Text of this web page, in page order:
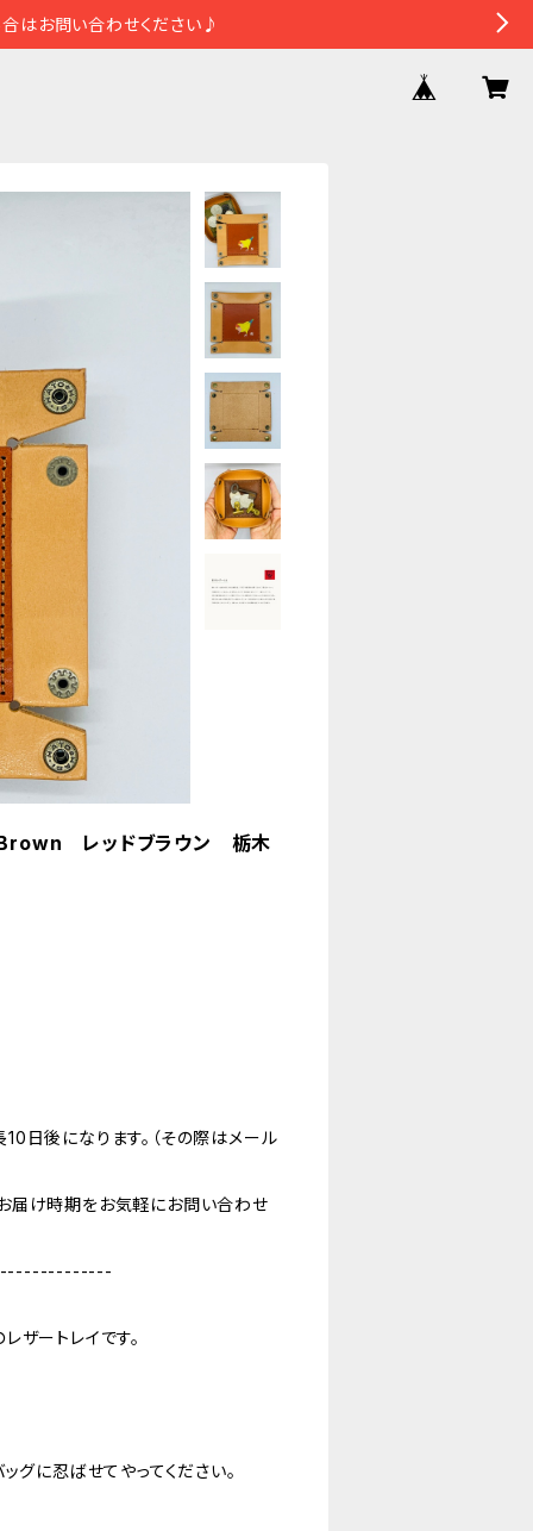
はお問い合わせください♪
レッドブラウン 栃木
日後になります。（その際はメール
届け時期をお気軽にお問い合わせ
ザートレイです。
グに忍ばせてやってください。